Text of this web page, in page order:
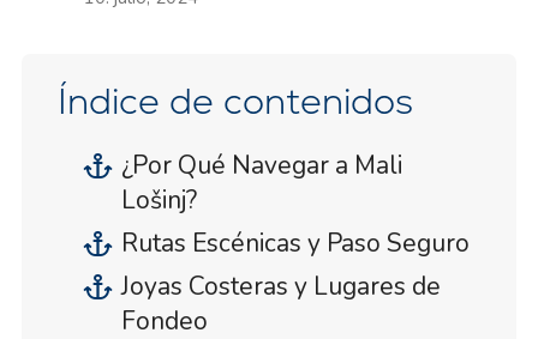
Índice de contenidos
¿Por Qué Navegar a Mali
Lošinj?
Rutas Escénicas y Paso Seguro
Joyas Costeras y Lugares de
Fondeo